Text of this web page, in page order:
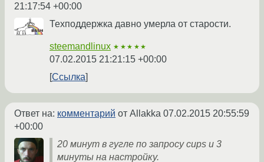
21:17:54 +00:00
Техподдержка давно умерла от старости.
steemandlinux ★★★★★
07.02.2015 21:21:15 +00:00
Ссылка
Ответ на: комментарий от Allakka 07.02.2015 20:55:59
+00:00
20 минут в гугле по запросу cups и 3
минуты на настройку.